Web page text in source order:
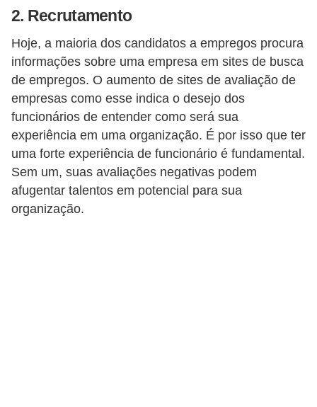
2. Recrutamento
Hoje, a maioria dos candidatos a empregos procura
informações sobre uma empresa em sites de busca
de empregos. O aumento de sites de avaliação de
empresas como esse indica o desejo dos
funcionários de entender como será sua
experiência em uma organização. É por isso que ter
uma forte experiência de funcionário é fundamental.
Sem um, suas avaliações negativas podem
afugentar talentos em potencial para sua
organização.
l
o
P
o
r
t
r
i